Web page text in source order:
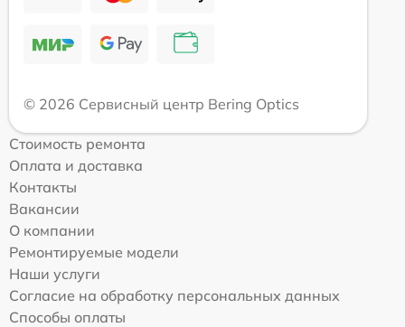
© 2026 Сервисный центр Bering Optics
Стоимость ремонта
Оплата и доставка
Контакты
Вакансии
О компании
Ремонтируемые модели
Наши услуги
Согласие на обработку персональных данных
Способы оплаты